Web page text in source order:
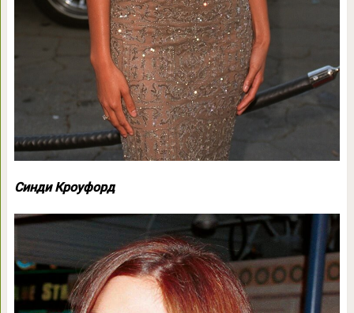
Синди Кроуфорд